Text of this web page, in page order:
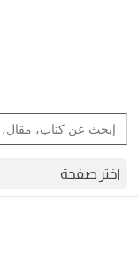
Search
for:
Search Button
اختر صفحة